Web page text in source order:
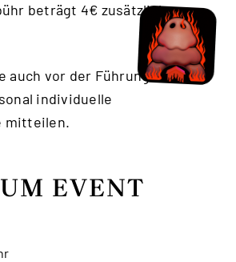
beträgt 4€ zusätzlich zum
auch vor der Führung dem
individuelle
mitteilen.
EVENT